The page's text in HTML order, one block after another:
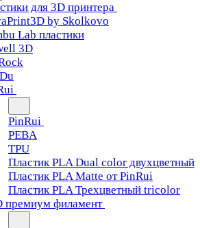
для 3D принтера
by Skolkovo
Lab пластики
3D
PinRui
PEBA
TPU
Пластик PLA Dual color двухцветный
Пластик PLA Matte от PinRui
Пластик PLA Трехцветный tricolor
премиум филамент